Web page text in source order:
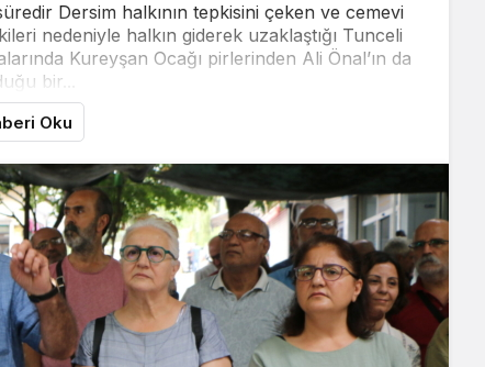
Dersim halkının tepkisini çeken ve cemevi
nedeniyle halkın giderek uzaklaştığı Tunceli
Kureyşan Ocağı pirlerinden Ali Önal’ın da
bir...
Oku